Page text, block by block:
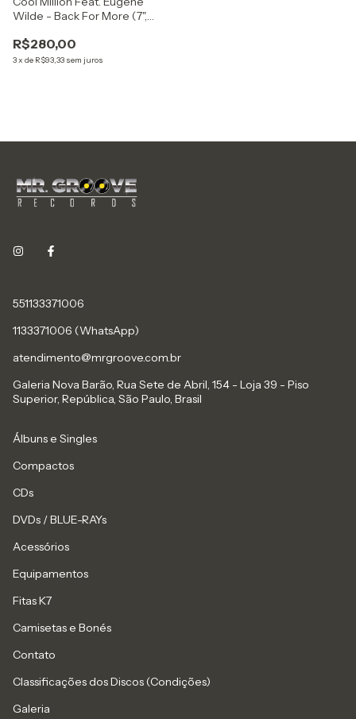
Wilde - Back For More (7",
R$280,00
3x de R$93,33 sem juros
551133371006
1133371006 (WhatsApp)
atendimento@mrgroove.com.br
Galeria Nova Barão, Rua Sete de Abril, 154 - Loja 39 - Piso
Superior, República, São Paulo, Brasil
Álbuns e Singles
Compactos
CDs
DVDs / BLUE-RAYs
Acessórios
Equipamentos
Fitas K7
Camisetas e Bonés
Contato
Classificações dos Discos (Condições)
Galeria